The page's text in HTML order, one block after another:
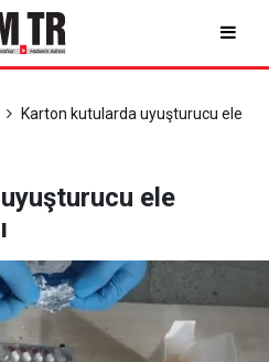
Karton kutularda uyuşturucu ele
ele